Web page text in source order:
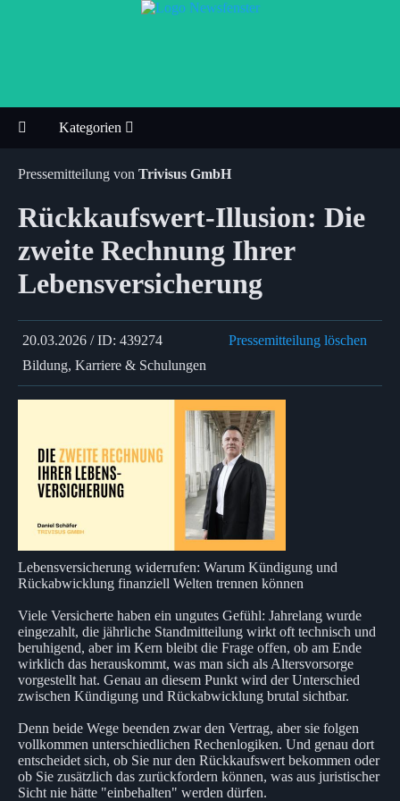
Kategorien
Pressemitteilung von Trivisus GmbH
Rückkaufswert-Illusion: Die
zweite Rechnung Ihrer
Lebensversicherung
20.03.2026 / ID: 439274
Pressemitteilung löschen
Bildung, Karriere & Schulungen
Lebensversicherung widerrufen: Warum Kündigung und
Rückabwicklung finanziell Welten trennen können
Viele Versicherte haben ein ungutes Gefühl: Jahrelang wurde
eingezahlt, die jährliche Standmitteilung wirkt oft technisch und
beruhigend, aber im Kern bleibt die Frage offen, ob am Ende
wirklich das herauskommt, was man sich als Altersvorsorge
vorgestellt hat. Genau an diesem Punkt wird der Unterschied
zwischen Kündigung und Rückabwicklung brutal sichtbar.
Denn beide Wege beenden zwar den Vertrag, aber sie folgen
vollkommen unterschiedlichen Rechenlogiken. Und genau dort
entscheidet sich, ob Sie nur den Rückkaufswert bekommen oder
ob Sie zusätzlich das zurückfordern können, was aus juristischer
Sicht nie hätte "einbehalten" werden dürfen.